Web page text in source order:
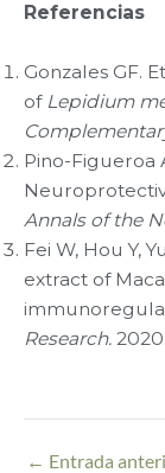
Referencias
Gonzales GF.
of Lepidium
Pino-Figueroa
Annals of the
Fei W, Hou Y,
extract of
Research. 2020.
← Entrada